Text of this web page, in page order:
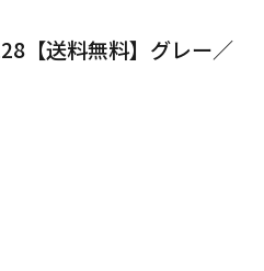
【送料無料】グレー／